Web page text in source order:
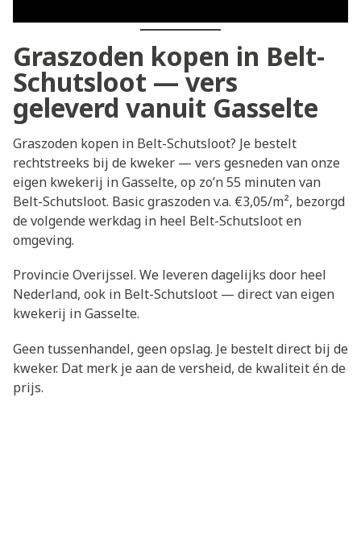
Graszoden kopen in Belt-
Schutsloot — vers
geleverd vanuit Gasselte
Graszoden kopen in Belt-Schutsloot? Je bestelt
rechtstreeks bij de kweker — vers gesneden van onze
eigen kwekerij in Gasselte, op zo’n 55 minuten van
Belt-Schutsloot. Basic graszoden v.a. €3,05/m², bezorgd
de volgende werkdag in heel Belt-Schutsloot en
omgeving.
Provincie Overijssel. We leveren dagelijks door heel
Nederland, ook in Belt-Schutsloot — direct van eigen
kwekerij in Gasselte.
Geen tussenhandel, geen opslag. Je bestelt direct bij de
kweker. Dat merk je aan de versheid, de kwaliteit én de
prijs.